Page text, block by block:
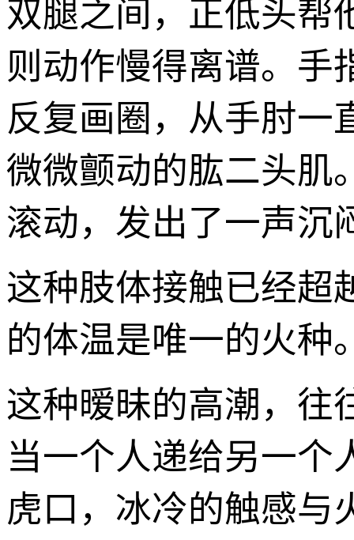
双腿之间，正低头帮
则动作慢得离谱。手
反复画圈，从手肘一
微微颤动的肱二头肌
滚动，发出了一声沉
这种肢体接触已经超
的体温是唯一的火种
这种暧昧的高潮，往
当一个人递给另一个
虎口，冰冷的触感与